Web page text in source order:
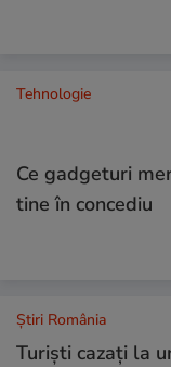
Tehnologie
Ce gadgeturi
tine în concediu
Știri România
Turiști cazați la